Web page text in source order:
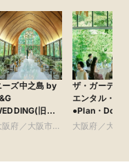
ーズ中之島 by
旧
ーセンティア迎
阪府／大阪市北
ザ・ガーデン
エンタル・大
●Plan・Do・
グループ
大阪府／大阪